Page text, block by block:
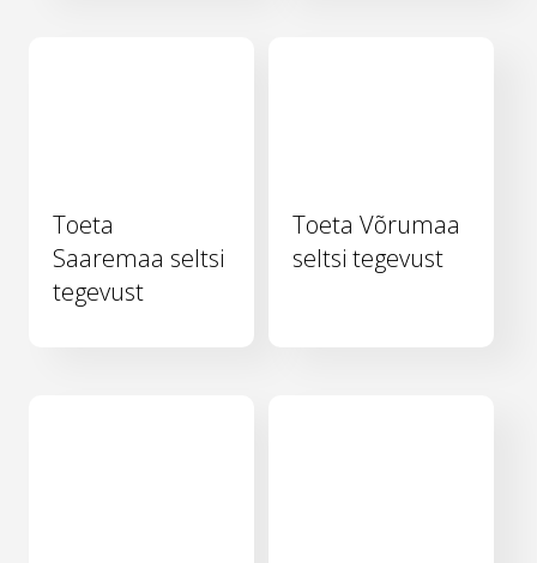
Toeta
Saaremaa seltsi
tegevust
Toeta Võrumaa
seltsi tegevust